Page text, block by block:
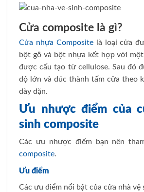
Cửa composite là gì?
Cửa nhựa Compositelà loại cửa
bột gỗ và bột nhựa kết hợp với
được cấu tạo từ cellulose. Sau đó
độ lớn và đúc thành tấm cửa theo
dày dặn.
Ưu nhược điểm của
sinh composite
Các ưu nhược điểm bạn nên
composite.
Ưu điểm
Các ưu điểm nổi bật của cửa nhà vệ